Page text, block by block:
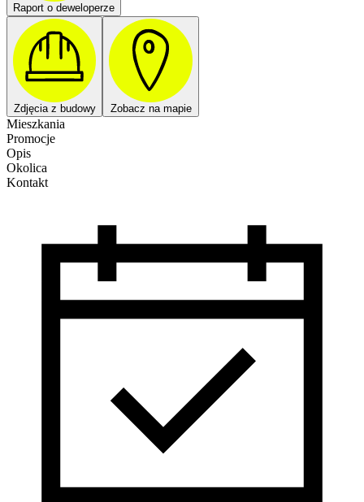
Raport o deweloperze
Zdjęcia z budowy Zobacz na mapie
Mieszkania
Promocje
Opis
Okolica
Kontakt